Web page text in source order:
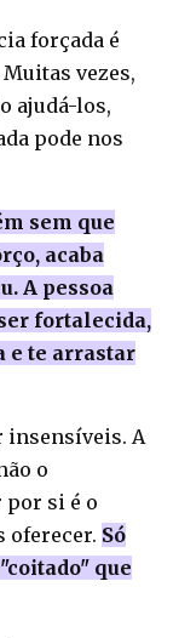
forçada é
vezes,
ajudá-los,
pode nos
sem que
acaba
A pessoa
fortalecida,
e te arrastar
insensíveis. A
o
por si é o
oferecer. Só
que